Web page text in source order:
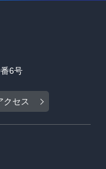
6号
クセス